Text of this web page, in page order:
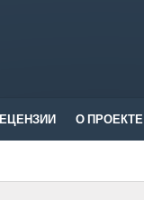
О ПРОЕКТЕ